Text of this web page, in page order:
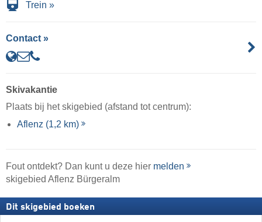
Trein »
Contact »
Skivakantie
Plaats bij het skigebied (afstand tot centrum):
Aflenz (1,2 km)
Fout ontdekt? Dan kunt u deze hier melden
skigebied Aflenz Bürgeralm
Dit skigebied boeken